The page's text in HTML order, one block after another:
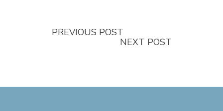
PREVIOUS POST
NEXT POST